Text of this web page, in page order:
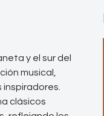
y el sur del
musical,
clásicos